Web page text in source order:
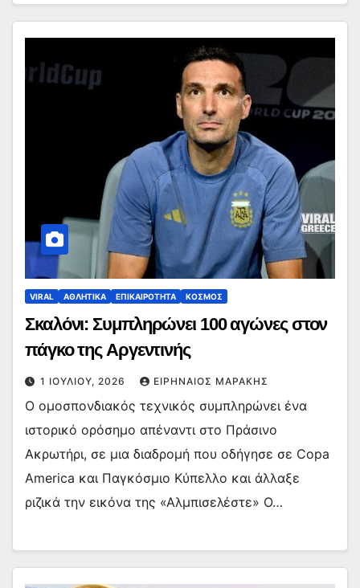
VIRAL ΑΘΛΗΤΙΚΑ ΕΠΙΚΑΙΡΟΤΗΤΑ ΚΟΣΜΟΣ
Σκαλόνι: Συμπληρώνει 100 αγώνες στον
πάγκο της Αργεντινής
1 ΙΟΥΛΊΟΥ, 2026 ΕΙΡΗΝΑΊΟΣ ΜΑΡΆΚΗΣ
Ο ομοσπονδιακός τεχνικός συμπληρώνει ένα
ιστορικό ορόσημο απέναντι στο Πράσινο
Ακρωτήρι, σε μια διαδρομή που οδήγησε σε Copa
America και Παγκόσμιο Κύπελλο και άλλαξε
ριζικά την εικόνα της «Αλμπισελέστε» Ο…